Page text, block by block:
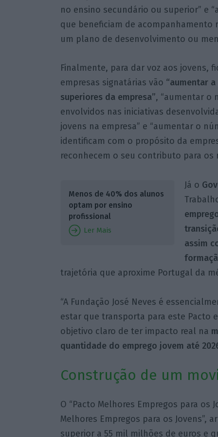
no ensino secundário ou superior” e
que beneficiam de acompanhamento
um plano de desenvolvimento ou
Finalmente, para dar voz aos jovens,
empresas signatárias vão “aumentar
superiores da empresa”, “aumentar o
envolvidos nas iniciativas
jovens na empresa” e “aumentar o
identificam com o propósito da
reconhecem o seu contributo para os
Menos de 40% dos alunos
optam por ensino
profissional
Ler Mais
Já o
assim
trajetória que aproxime Portugal da
“A Fundação José Neves é
estar que transporta para este Pacto
objetivo claro de ter impacto real na
quantidade do emprego jovem até
Construção de um
O “Pacto Melhores Empregos para os
Melhores Empregos para os Jovens”,
superior a 55 mil milhões de euros e